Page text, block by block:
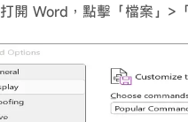
打開 Word，點擊「檔案」>